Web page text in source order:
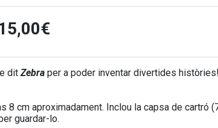
dit Zebraper a poder inventar divertides històries!
8 cm aproximadament. Inclou la capsa de cartró
guardar-lo.